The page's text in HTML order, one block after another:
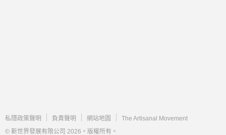
私隱政策聲明 負責聲明 網站地圖
The Artisanal Movement
© 新世界發展有限公司 2026。版權所有。